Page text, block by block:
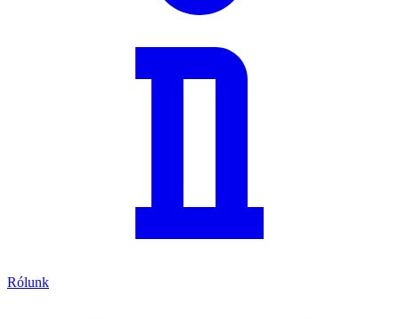
Rólunk